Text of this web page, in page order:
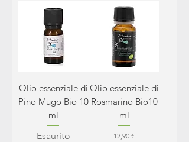
Olio essenziale di
Pino Mugo Bio 10
ml
Esaurito
Olio essenziale di
Rosmarino Bio10
ml
Prezzo
12,90 €